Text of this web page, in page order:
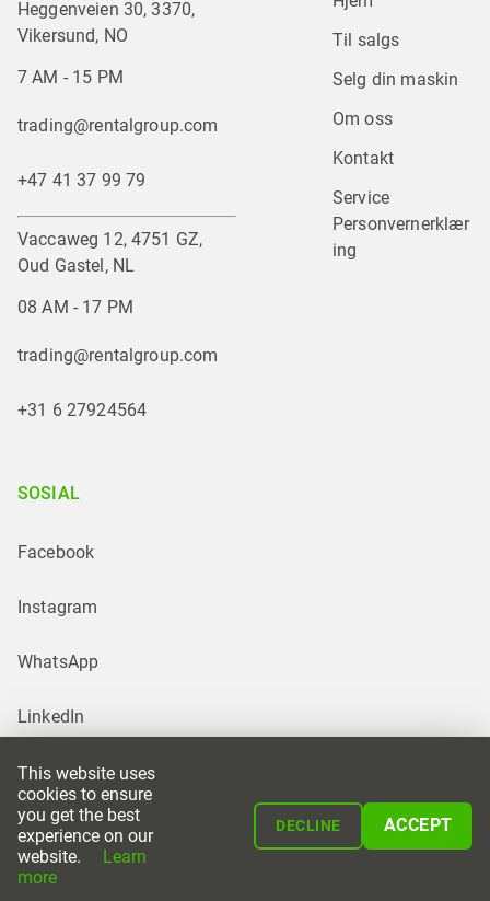
Heggenveien 30, 3370,
Vikersund, NO
7 AM - 15 PM
trading@rentalgroup.com
+47 41 37 99 79
Vaccaweg 12, 4751 GZ,
Oud Gastel, NL
08 AM - 17 PM
trading@rentalgroup.com
+31 6 27924564
Til salgs
Selg din maskin
Om oss
Kontakt
Service
Personvernerklær
ing
SOSIAL
Facebook
Instagram
WhatsApp
LinkedIn
Powered by
This website uses
cookies to ensure
you get the best
experience on our
website.
Learn
more
DECLINE ACCEPT